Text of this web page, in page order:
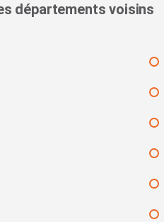
départements voisins